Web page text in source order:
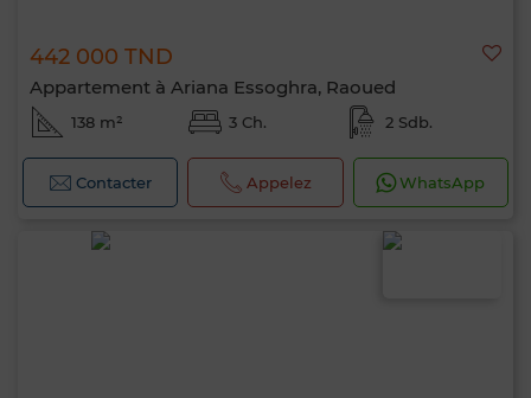
442 000 TND
Appartement à Ariana Essoghra, Raoued
138 m² 3 Ch. 2 Sdb.
Contacter Appelez WhatsApp